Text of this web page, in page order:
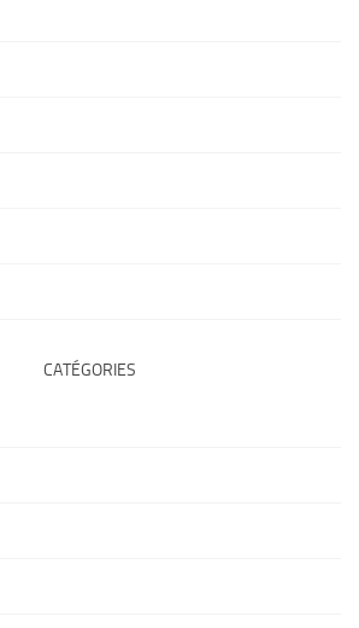
CATÉGORIES